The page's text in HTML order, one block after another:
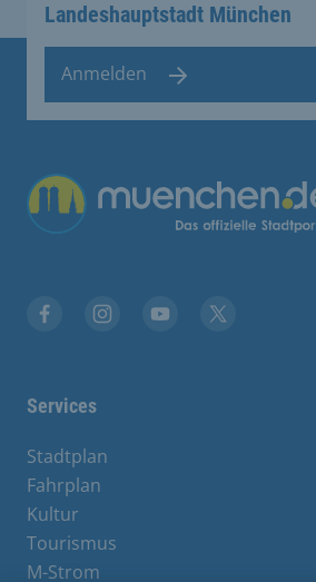
Landeshauptstadt München
Anmelden
Übergreifende Links
Services
Stadtplan
Fahrplan
Kultur
Tourismus
M-Strom